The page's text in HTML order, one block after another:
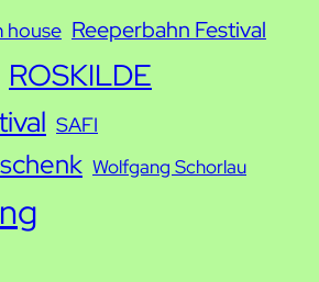
house Reeperbahn Festival
ROSKILDE
SAFI
Wolfgang Schorlau